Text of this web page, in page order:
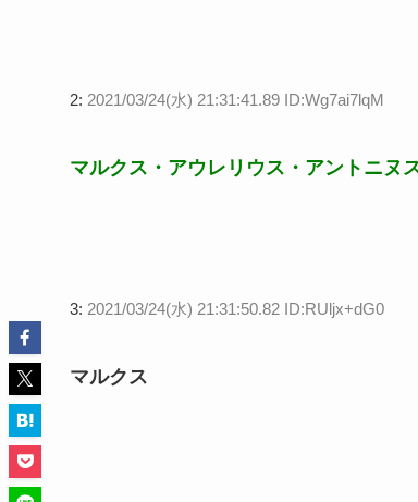
2: 2021/03/24(水) 21:31:41.89 ID:Wg7ai7lqM
マルクス・アウレリウス・アントニヌ
3: 2021/03/24(水) 21:31:50.82 ID:RUljx+dG0
マルクス